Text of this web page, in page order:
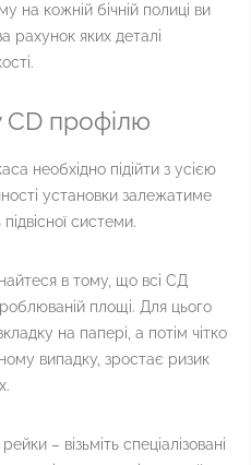
на кожній бічній полиці ви
рахунок яких деталі
профілю
необхідно підійти з усією
установки залежатиме
системи.
в тому, що всі СД
площі. Для цього
на папері, а потім чітко
випадку, зростає ризик
– візьміть спеціалізовані